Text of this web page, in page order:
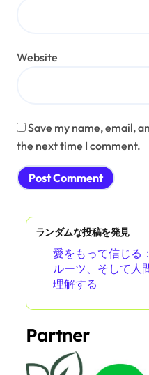
Website
Save my name, email,
the next time I comment.
ランダムな投稿を発見
愛をもって信じる
ルーツ、そして人
理解する
Partner